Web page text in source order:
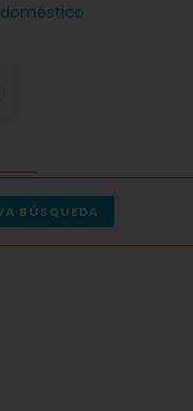
BÚSQUEDA